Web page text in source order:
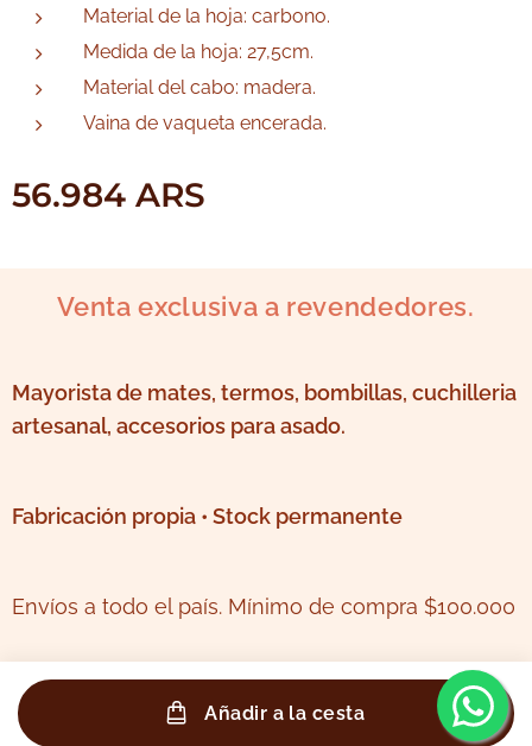
Material de la hoja: carbono.
Medida de la hoja: 27,5cm.
Material del cabo: madera.
Vaina de vaqueta encerada.
56.984 ARS
Añadir a la cesta
Venta exclusiva a revendedores.
Mayorista de mates, termos, bombillas, cuchilleria
artesanal, accesorios para asado.
Fabricación propia • Stock permanente
Envíos a todo el país. Mínimo de compra $100.000